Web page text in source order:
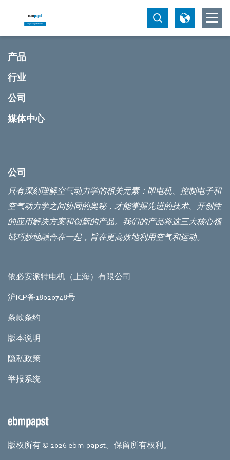
产品
行业
公司
媒体中心
公司
只有深刻理解空气动力学的相关元素：即电机、控制电子和
空气动力学之间协同的奥秘，才能掌握先进的技术、开创性
的应用解决方案和创新的产品。我们的产品将这三大核心领
域巧妙地融合在一起，旨在更高效地利用空气和运动。
依必安派特电机（上海）有限公司
沪ICP备18020748号
条款条约
版本说明
隐私政策
举报系统
版权所有 © 2026 ebm-papst。保留所有权利。